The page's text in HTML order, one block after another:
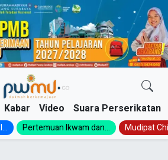
Kabar Video Suara Perserikatan
Pertemuan Ikwam dan... Mudipat